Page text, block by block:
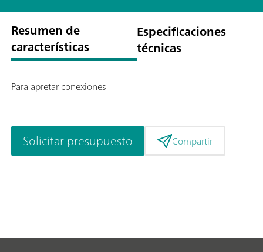
Resumen de
características
Especificaciones
técnicas
Para apretar conexiones
Solicitar presupuesto Compartir